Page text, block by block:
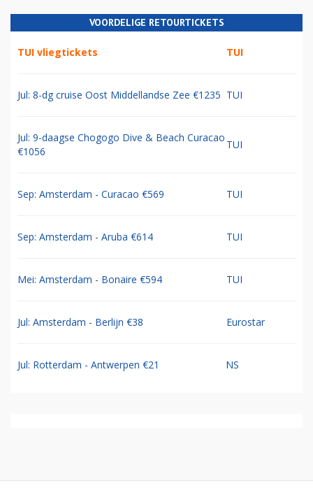
VOORDELIGE RETOURTICKETS
TUI vliegtickets TUI
Jul: 8-dg cruise Oost Middellandse Zee €1235 TUI
Jul: 9-daagse Chogogo Dive & Beach Curacao
€1056
TUI
Sep: Amsterdam - Curacao €569 TUI
Sep: Amsterdam - Aruba €614 TUI
Mei: Amsterdam - Bonaire €594 TUI
Jul: Amsterdam - Berlijn €38 Eurostar
Jul: Rotterdam - Antwerpen €21 NS